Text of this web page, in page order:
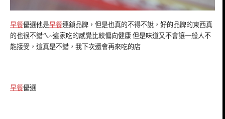
早餐優選他是早餐連鎖品牌，但是也真的不得不說，好的品牌的東西真
的也很不錯ㄟ~這家吃的感覺比較偏向健康 但是味道又不會讓一般人不
能接受，這真是不錯，我下次還會再來吃的店
早餐優選